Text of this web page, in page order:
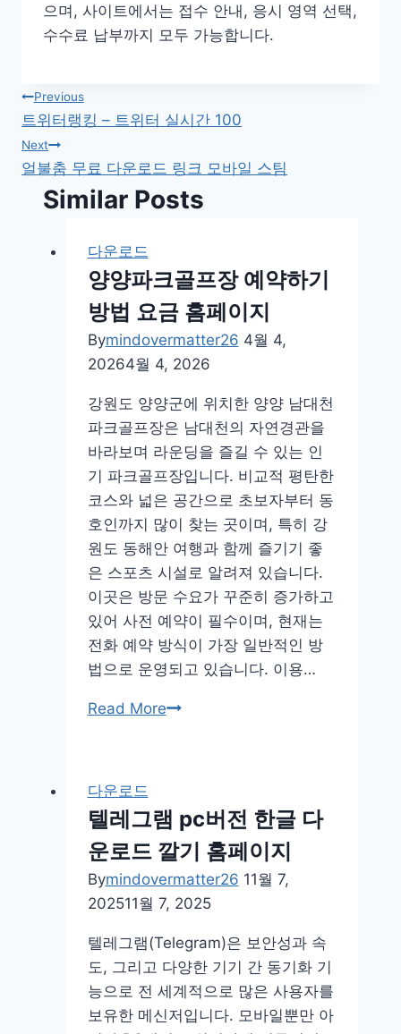
으며, 사이트에서는 접수 안내, 응시 영역 선택,
수수료 납부까지 모두 가능합니다.
글
탐
색
Previous
트위터랭킹 – 트위터 실시간 100
Next
얼불춤 무료 다운로드 링크 모바일 스팀
Similar Posts
다운로드
양양파크골프장 예약하기
방법 요금 홈페이지
Bymindovermatter26 4월 4,
20264월 4, 2026
강원도 양양군에 위치한 양양 남대천
파크골프장은 남대천의 자연경관을
바라보며 라운딩을 즐길 수 있는 인
기 파크골프장입니다. 비교적 평탄한
코스와 넓은 공간으로 초보자부터 동
호인까지 많이 찾는 곳이며, 특히 강
원도 동해안 여행과 함께 즐기기 좋
은 스포츠 시설로 알려져 있습니다.
이곳은 방문 수요가 꾸준히 증가하고
있어 사전 예약이 필수이며, 현재는
전화 예약 방식이 가장 일반적인 방
법으로 운영되고 있습니다. 이용…
Read More양
프
장
예
약
기
방
법
요
다운로드
텔레그램 pc버전 한글 다
운로드 깔기 홈페이지
Bymindovermatter26 11월 7,
202511월 7, 2025
텔레그램(Telegram)은 보안성과 속
도, 그리고 다양한 기기 간 동기화 기
능으로 전 세계적으로 많은 사용자를
보유한 메신저입니다. 모바일뿐만 아